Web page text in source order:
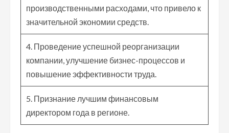
производственными расходами, что привело к
значительной экономии средств.
4. Проведение успешной реорганизации
компании, улучшение бизнес-процессов и
повышение эффективности труда.
5. Признание лучшим финансовым
директором года в регионе.